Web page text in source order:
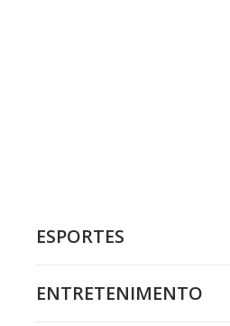
ESPORTES
ENTRETENIMENTO